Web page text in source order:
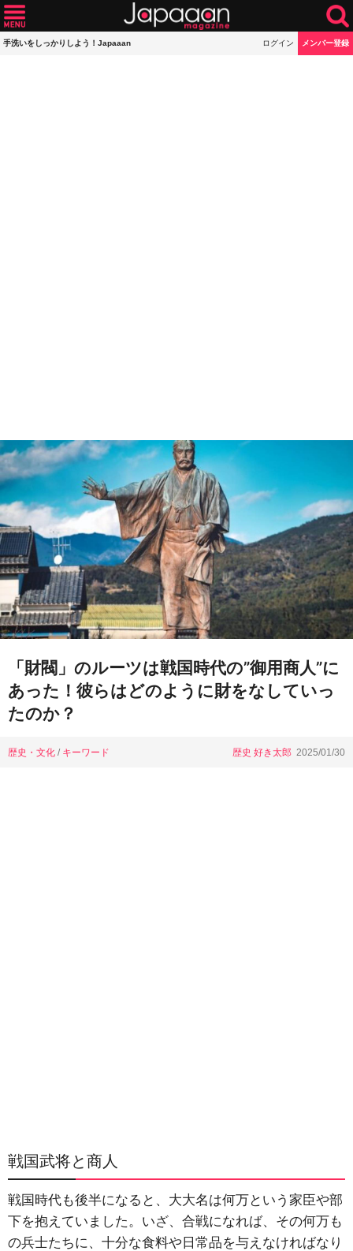
手洗いをしっかりしよう！Japaaan ログイン メンバー登録
「財閥」のルーツは戦国時代の”御用商人”に
あった！彼らはどのように財をなしていっ
たのか？
歴史・文化 / キーワード 歴史 好き太郎 2025/01/30
戦国武将と商人
戦国時代も後半になると、大大名は何万という家臣や部
下を抱えていました。いざ、合戦になれば、その何万も
の兵士たちに、十分な食料や日常品を与えなければなり